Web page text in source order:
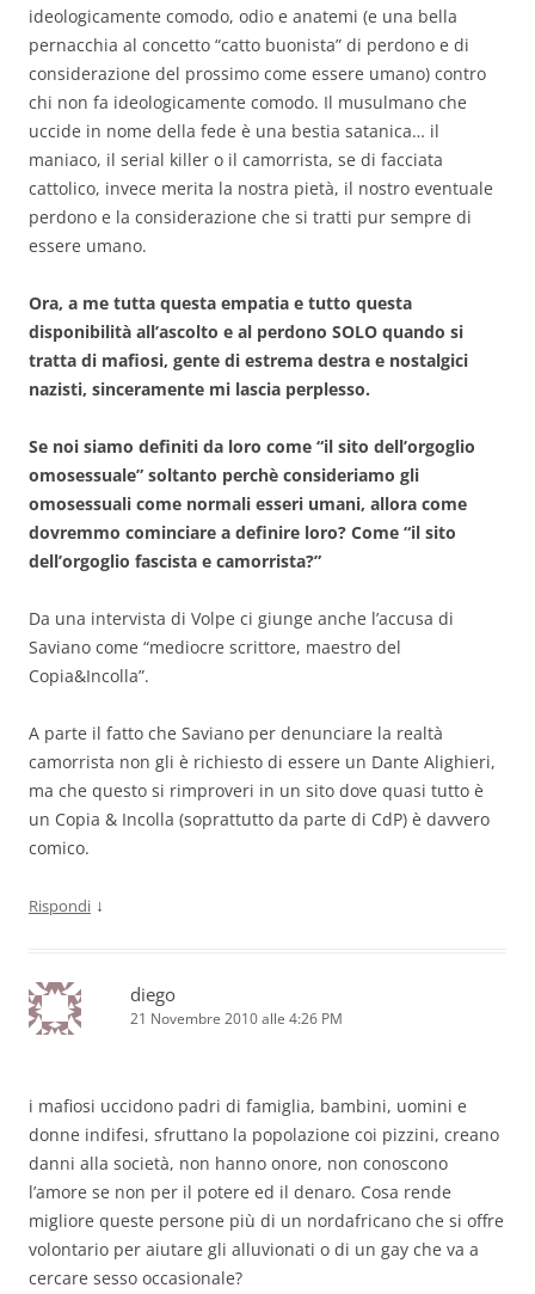
ideologicamente comodo, odio e anatemi (e una bella
pernacchia al concetto “catto buonista” di perdono e di
considerazione del prossimo come essere umano) contro
chi non fa ideologicamente comodo. Il musulmano che
uccide in nome della fede è una bestia satanica… il
maniaco, il serial killer o il camorrista, se di facciata
cattolico, invece merita la nostra pietà, il nostro eventuale
perdono e la considerazione che si tratti pur sempre di
essere umano.
Ora, a me tutta questa empatia e tutto questa
disponibilità all’ascolto e al perdono SOLO quando si
tratta di mafiosi, gente di estrema destra e nostalgici
nazisti, sinceramente mi lascia perplesso.
Se noi siamo definiti da loro come “il sito dell’orgoglio
omosessuale” soltanto perchè consideriamo gli
omosessuali come normali esseri umani, allora come
dovremmo cominciare a definire loro? Come “il sito
dell’orgoglio fascista e camorrista?”
Da una intervista di Volpe ci giunge anche l’accusa di
Saviano come “mediocre scrittore, maestro del
Copia&Incolla”.
A parte il fatto che Saviano per denunciare la realtà
camorrista non gli è richiesto di essere un Dante Alighieri,
ma che questo si rimproveri in un sito dove quasi tutto è
un Copia & Incolla (soprattutto da parte di CdP) è davvero
comico.
Rispondi ↓
diego
21 Novembre 2010 alle 4:26 PM
i mafiosi uccidono padri di famiglia, bambini, uomini e
donne indifesi, sfruttano la popolazione coi pizzini, creano
danni alla società, non hanno onore, non conoscono
l’amore se non per il potere ed il denaro. Cosa rende
migliore queste persone più di un nordafricano che si offre
volontario per aiutare gli alluvionati o di un gay che va a
cercare sesso occasionale?